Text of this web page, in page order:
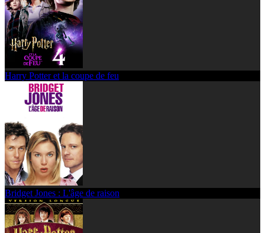
Harry Potter et la coupe de feu
Bridget Jones : L'âge de raison